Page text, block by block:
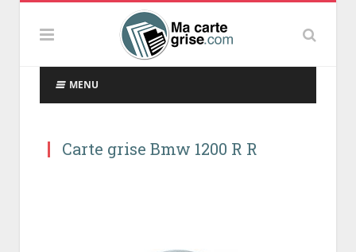
MENU
Carte grise Bmw 1200 R R